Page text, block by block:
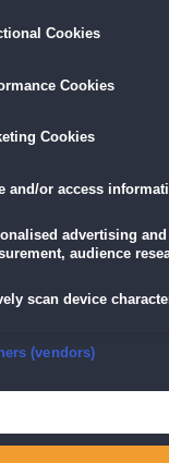
Cookies
Cookies
Cookies
and/or access
advertising
audience
scan device
security, prevent
(vendors)